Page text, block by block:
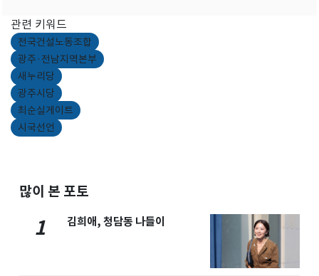
관련 키워드
전국건설노동조합
광주·전남지역본부
새누리당
광주시당
최순실게이트
시국선언
많이 본 포토
1 김희애, 청담동 나들이